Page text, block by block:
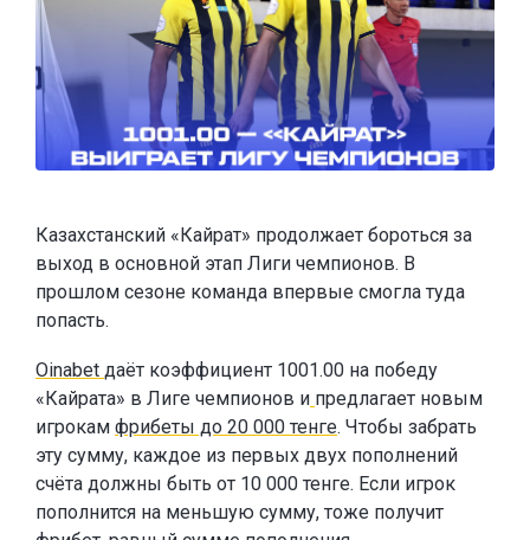
Казахстанский «Кайрат» продолжает бороться за
выход в основной этап Лиги чемпионов. В
прошлом сезоне команда впервые смогла туда
попасть.
Oinabet даёт коэффициент 1001.00 на победу
«Кайрата» в Лиге чемпионов и предлагает новым
игрокам фрибеты до 20 000 тенге. Чтобы забрать
эту сумму, каждое из первых двух пополнений
счёта должны быть от 10 000 тенге. Если игрок
пополнится на меньшую сумму, тоже получит